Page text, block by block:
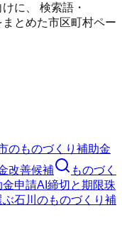
に、 検索語・
とめた市区町村ペー
のものづくり補助金
改善候補
ものづく
申請AI 締切と期限珠
ぶ石川 のものづくり補